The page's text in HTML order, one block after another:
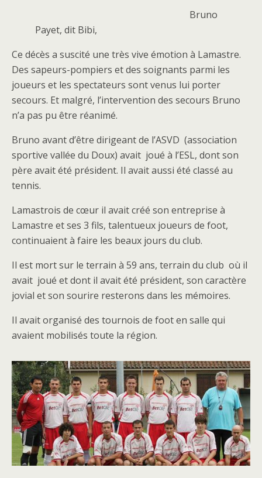
Bruno
Payet, dit Bibi,
Ce décès a suscité une très vive émotion à Lamastre.
Des sapeurs-pompiers et des soignants parmi les
joueurs et les spectateurs sont venus lui porter
secours. Et malgré, l’intervention des secours Bruno
n’a pas pu être réanimé.
Bruno avant d’être dirigeant de l’ASVD (association
sportive vallée du Doux) avait joué à l’ESL, dont son
père avait été président. Il avait aussi été classé au
tennis.
Lamastrois de cœur il avait créé son entreprise à
Lamastre et ses 3 fils, talentueux joueurs de foot,
continuaient à faire les beaux jours du club.
Il est mort sur le terrain à 59 ans, terrain du club où il
avait joué et dont il avait été président, son caractère
jovial et son sourire resterons dans les mémoires.
Il avait organisé des tournois de foot en salle qui
avaient mobilisés toute la région.